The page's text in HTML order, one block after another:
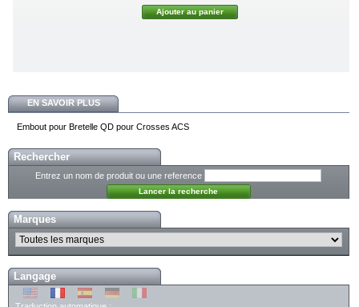
EN SAVOIR PLUS
Embout pour Bretelle QD pour Crosses ACS
Rechercher
Entrez un nom de produit ou une reference
Marques
Langage